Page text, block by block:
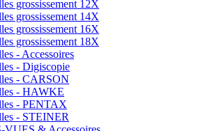
grossissement 12X
grossissement 14X
grossissement 16X
grossissement 18X
- Accessoires
- Digiscopie
- CARSON
- HAWKE
- PENTAX
- STEINER